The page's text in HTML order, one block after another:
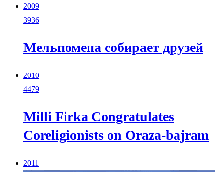
2009
3936
Мельпомена собирает друзей
2010
4479
Milli Firka Congratulates
Coreligionists on Oraza-bajram
2011